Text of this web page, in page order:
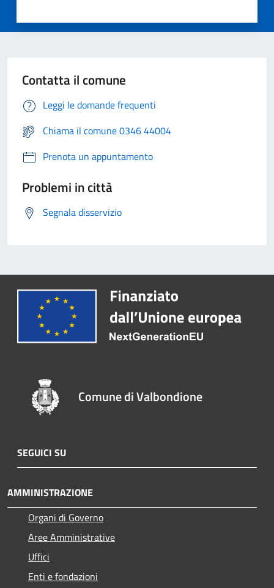
Contatta il comune
Leggi le domande frequenti
Chiama il comune 0346 44004
Prenota un appuntamento
Problemi in città
Segnala disservizio
Comune di Valbondione
SEGUICI SU
AMMINISTRAZIONE
Organi di Governo
Aree Amministrative
Uffici
Enti e fondazioni